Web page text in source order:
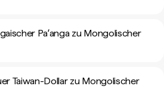
Paʻanga zu Mongolischer
Taiwan-Dollar zu Mongolischer